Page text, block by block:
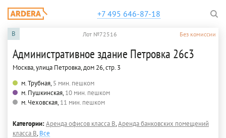
+7 495 646-87-18
B Лот №72516 Без комиссии
Административное здание Петровка 26с3
Москва, улица Петровка, дом 26, стр. 3
м. Трубная,5 мин. пешком
м. Пушкинская,10 мин. пешком
м. Чеховская,11 мин. пешком
Категории:Аренда офисов класса B,Аренда банковских помещений
класса B,Все